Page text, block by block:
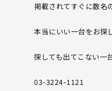
掲載されてすぐに数名
本当にいい一台をお探
探しても出てこない一
03-3224-1121